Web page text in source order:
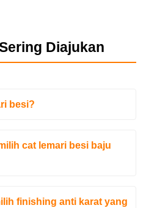
Diajukan
besi?
cat lemari besi baju
finishing anti karat yang